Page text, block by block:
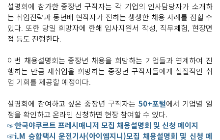
설명회에 참가한 중장년 구직자는 각 기업의 인사담당자가 소개하
는 취업전략과 동년배 현직자가 전하는 생생한 채용 사례를 접할 수
있다. 또한 당일 희망자에 한해 입사지원서 작성, 직무체험, 현장면
접 등도 진행한다.
이번 채용설명회는 중장년 채용을 희망하는 기업들과 연계하여 진
행하는 만큼 재취업을 희망하는 중장년 구직자들에게 실질적인 취
업 기회를 제공할 예정이다.
설명회에 참여하고 싶은 중장년 구직자는 50+포털에서 기업별 일
정을 확인하고 온라인 신청하면 현장 참여할 수 있다.
☞한국야쿠르트 프레시매니저 모집 채용설명회 및 신청 페이지
☞i.M 승합택시 운전기사(아이엠지니)모집 채용설명회 및 신청 페